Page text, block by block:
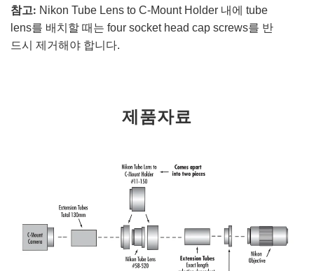
참고: Nikon Tube Lens to C-Mount Holder 내에 tube
lens를 배치할 때는 four socket head cap screws를 반
드시 제거해야 합니다.
제품자료